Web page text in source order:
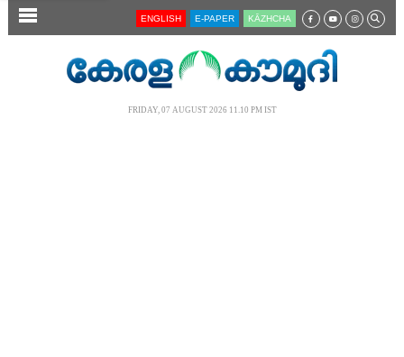
SECTIONS ENGLISH E-PAPER KĀZHCHA
FRIDAY, 07 AUGUST 2026 11.10 PM IST